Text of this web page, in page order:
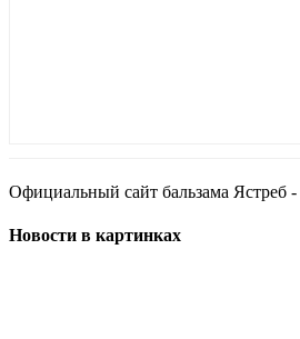
Официальный сайт бальзама Ястреб -
Новости в картинках